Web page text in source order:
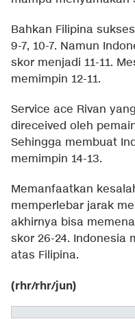
Bahkan Filipina
9-7, 10-7. Namun
skor menjadi 11-11.
memimpin 12-11.
Service ace Rivan
direceived oleh
Sehingga membuat
memimpin 14-13.
Memanfaatkan
memperlebar jarak
akhirnya bisa
skor 26-24. Indonesia
atas Filipina.
(rhr/rhr/jun)